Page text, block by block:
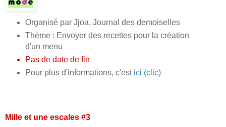
Organisé par Jjoa, Journal des demoiselles
Thème : Envoyer des recettes pour la création
d'un menu
Pas de date de fin
Pour plus d'informations, c'est ici (clic)
Mille et une escales #3